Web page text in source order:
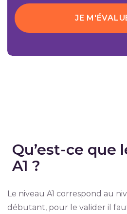
JE
Qu’est-ce que
A1 ?
Le niveau A1 correspond au
débutant, pour le valider il